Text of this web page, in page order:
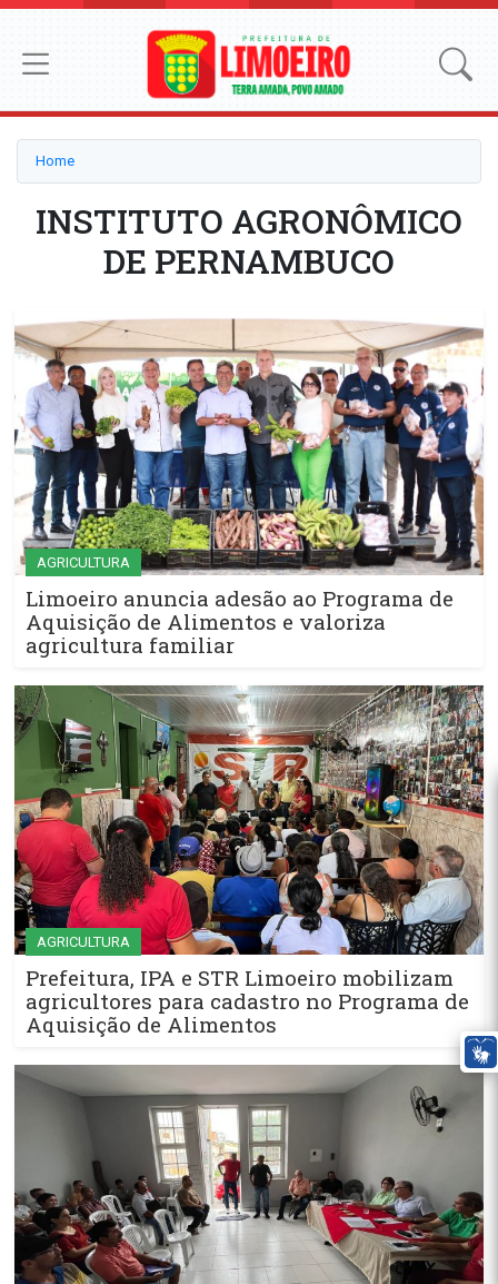
Home
INSTITUTO AGRONÔMICO
DE PERNAMBUCO
AGRICULTURA
Limoeiro anuncia adesão ao Programa de
Aquisição de Alimentos e valoriza
agricultura familiar
AGRICULTURA
Prefeitura, IPA e STR Limoeiro mobilizam
agricultores para cadastro no Programa de
Aquisição de Alimentos